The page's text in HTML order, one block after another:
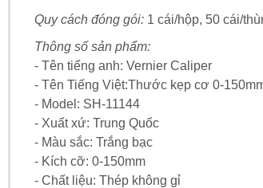
Quy cách đóng gói:1 cái/hộp, 50 cái/
Thông số sản phẩm:
- Tên tiếng anh: Vernier Caliper
- Tên Tiếng Việt:Thước kẹp cơ 0-
- Model: SH-11144
- Xuất xứ: Trung Quốc
- Màu sắc: Trắng bạc
- Kích cỡ: 0-150mm
- Chất liệu: Thép không gỉ